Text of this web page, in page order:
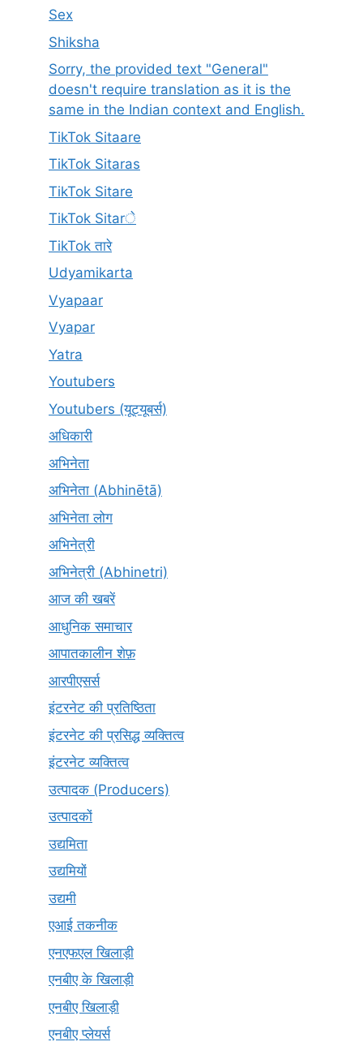
Sex
Shiksha
Sorry, the provided text "General"
doesn't require translation as it is the
same in the Indian context and English.
TikTok Sitaare
TikTok Sitaras
TikTok Sitare
TikTok Sitarे
TikTok तारे
Udyamikarta
Vyapaar
Vyapar
Yatra
Youtubers
Youtubers (यूट्यूबर्स)
अधिकारी
अभिनेता
अभिनेता (Abhinētā)
अभिनेता लोग
अभिनेत्री
अभिनेत्री (Abhinetri)
आज की खबरें
आधुनिक समाचार
आपातकालीन शेफ़
आरपीएसर्स
इंटरनेट की प्रतिष्ठिता
इंटरनेट की प्रसिद्ध व्यक्तित्व
इंटरनेट व्यक्तित्व
उत्पादक (Producers)
उत्पादकों
उद्यमिता
उद्यमियों
उद्यमी
एआई तकनीक
एनएफएल खिलाड़ी
एनबीए के खिलाड़ी
एनबीए खिलाड़ी
एनबीए प्लेयर्स